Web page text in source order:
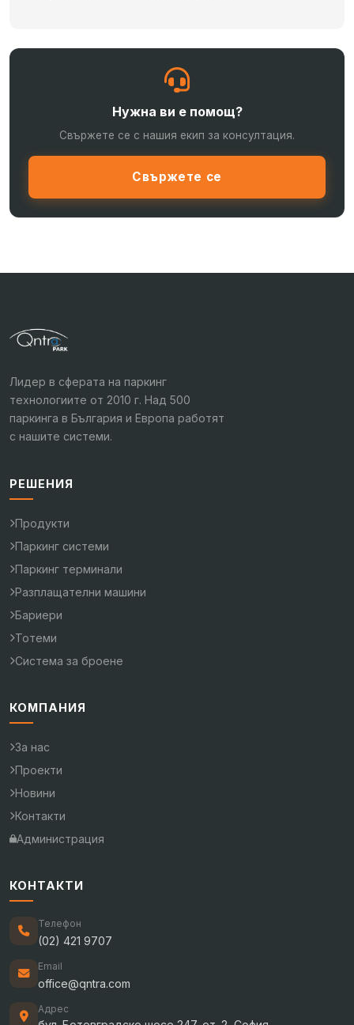
Нужна ви е помощ?
Свържете се с нашия екип за консултация.
Свържете се
Лидер в сферата на паркинг
технологиите от 2010 г. Над 500
паркинга в България и Европа работят
с нашите системи.
РЕШЕНИЯ
Продукти
Паркинг системи
Паркинг терминали
Разплащателни машини
Бариери
Тотеми
Система за броене
КОМПАНИЯ
За нас
Проекти
Новини
Контакти
Администрация
КОНТАКТИ
Телефон
(02) 421 9707
Email
office@qntra.com
Адрес